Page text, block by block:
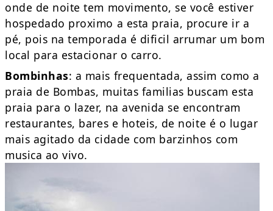
onde de noite tem movimento, se você estiver
hospedado proximo a esta praia, procure ir a
pé, pois na temporada é dificil arrumar um bom
local para estacionar o carro.
Bombinhas: a mais frequentada, assim como a
praia de Bombas, muitas familias buscam esta
praia para o lazer, na avenida se encontram
restaurantes, bares e hoteis, de noite é o lugar
mais agitado da cidade com barzinhos com
musica ao vivo.